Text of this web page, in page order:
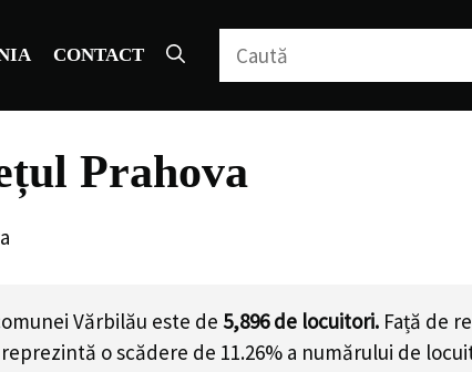
CONTACT Caută
Prahova
Vărbilău este de 5,896de locuitori. Față de
o scădere de 11.26% a numărului de